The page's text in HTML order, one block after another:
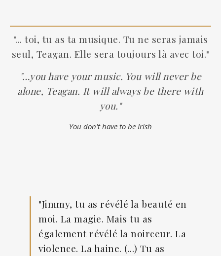
"... toi, tu as ta musique. Tu ne seras jamais
seul, Teagan. Elle sera toujours là avec toi."
"…you have your music. You will never be
alone, Teagan. It will always be there with
you."
You don't have to be Irish
"Jimmy, tu as révélé la beauté en
moi. La magie. Mais tu as
également révélé la noirceur. La
violence. La haine. (...) Tu as